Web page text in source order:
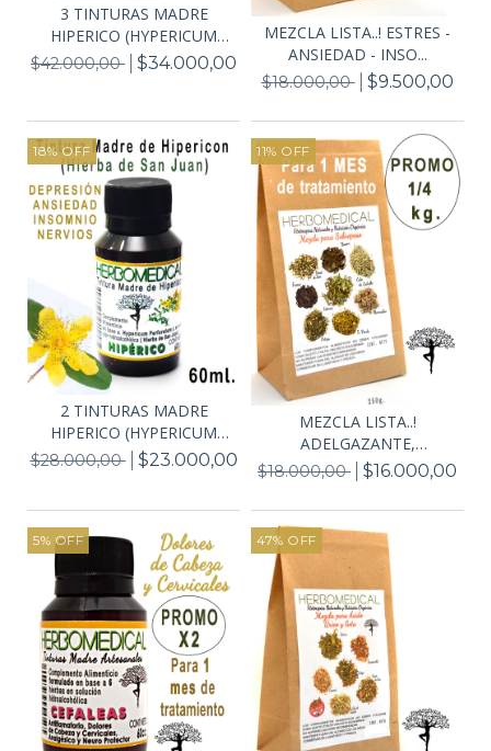
3 TINTURAS MADRE
HIPERICO (HYPERICUM
PER...
$42.000,00 $34.000,00
MEZCLA LISTA..! ESTRES -
ANSIEDAD - INSO...
$18.000,00 $9.500,00
18%OFF
2 TINTURAS MADRE
HIPERICO (HYPERICUM
PER...
$28.000,00 $23.000,00
11% OFF
MEZCLA LISTA..!
ADELGAZANTE,
SOBREPESO,...
$18.000,00 $16.000,00
5% OFF 47% OFF